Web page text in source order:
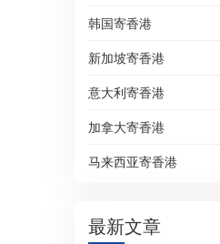
韩国寄香港
新加坡寄香港
意大利寄香港
加拿大寄香港
马来西亚寄香港
最新文章